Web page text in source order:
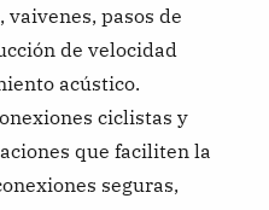
pasos de
de velocidad
acústico.
ciclistas y
que faciliten la
seguras,